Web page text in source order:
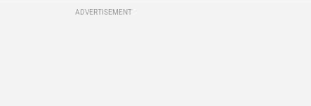
ADVERTISEMENT